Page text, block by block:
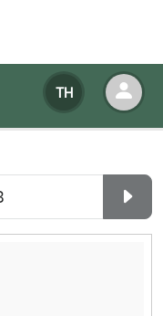
TH
ยงาน